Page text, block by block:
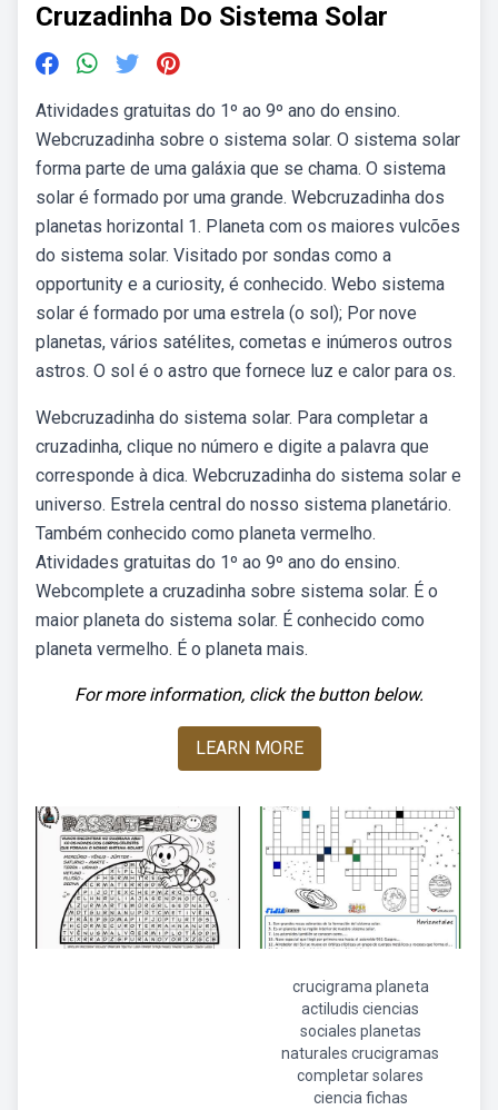
Cruzadinha Do Sistema Solar
Atividades gratuitas do 1º ao 9º ano do ensino.
Webcruzadinha sobre o sistema solar. O sistema solar
forma parte de uma galáxia que se chama. O sistema
solar é formado por uma grande. Webcruzadinha dos
planetas horizontal 1. Planeta com os maiores vulcões
do sistema solar. Visitado por sondas como a
opportunity e a curiosity, é conhecido. Webo sistema
solar é formado por uma estrela (o sol); Por nove
planetas, vários satélites, cometas e inúmeros outros
astros. O sol é o astro que fornece luz e calor para os.
Webcruzadinha do sistema solar. Para completar a
cruzadinha, clique no número e digite a palavra que
corresponde à dica. Webcruzadinha do sistema solar e
universo. Estrela central do nosso sistema planetário.
Também conhecido como planeta vermelho.
Atividades gratuitas do 1º ao 9º ano do ensino.
Webcomplete a cruzadinha sobre sistema solar. É o
maior planeta do sistema solar. É conhecido como
planeta vermelho. É o planeta mais.
For more information, click the button below.
LEARN MORE
crucigrama planeta
actiludis ciencias
sociales planetas
naturales crucigramas
completar solares
ciencia fichas